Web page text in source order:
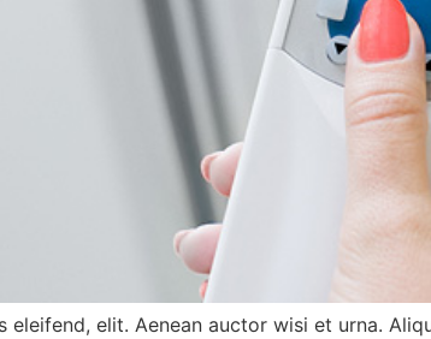
eleifend, elit. Aenean auctor wisi et urna.